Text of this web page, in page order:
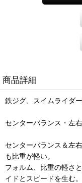
商品詳細
鉄ジグ、スイムライダ
センターバランス・左
センターバランス＆左
も比重が軽い。
フォルム、比重の軽さ
イドとスピードを生む。